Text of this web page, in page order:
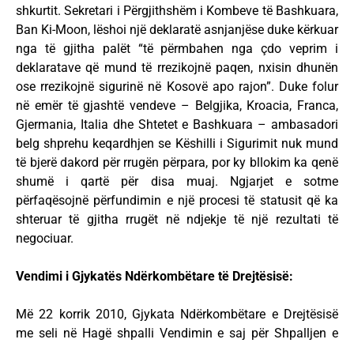
shkurtit. Sekretari i Përgjithshëm i Kombeve të Bashkuara,
Ban Ki-Moon, lëshoi një deklaratë asnjanjëse duke kërkuar
nga të gjitha palët “të përmbahen nga çdo veprim i
deklaratave që mund të rrezikojnë paqen, nxisin dhunën
ose rrezikojnë sigurinë në Kosovë apo rajon”. Duke folur
në emër të gjashtë vendeve – Belgjika, Kroacia, Franca,
Gjermania, Italia dhe Shtetet e Bashkuara – ambasadori
belg shprehu keqardhjen se Këshilli i Sigurimit nuk mund
të bjerë dakord për rrugën përpara, por ky bllokim ka qenë
shumë i qartë për disa muaj. Ngjarjet e sotme
përfaqësojnë përfundimin e një procesi të statusit që ka
shteruar të gjitha rrugët në ndjekje të një rezultati të
negociuar.
Vendimi i Gjykatës Ndërkombëtare të Drejtësisë:
Më 22 korrik 2010, Gjykata Ndërkombëtare e Drejtësisë
me seli në Hagë shpalli Vendimin e saj për Shpalljen e